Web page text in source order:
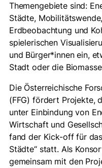
Themengebiete sind:
Städte,
Erdbeobachtung und
spielerischen
und Bürger*innen ein,
Stadt oder die
Die Österreichische
(FFG) fördert Projekte,
unter Einbindung von
Wirtschaft und
fand der Kick-off für
Städte“ statt. Als
gemeinsam mit den